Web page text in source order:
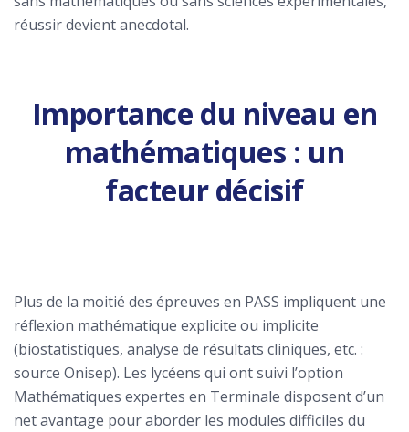
réussir devient anecdotal.
Importance du niveau en
mathématiques : un
facteur décisif
Plus de la moitié des épreuves en PASS impliquent une
réflexion mathématique explicite ou implicite
(biostatistiques, analyse de résultats cliniques, etc. :
source Onisep). Les lycéens qui ont suivi l’option
Mathématiques expertes en Terminale disposent d’un
net avantage pour aborder les modules difficiles du